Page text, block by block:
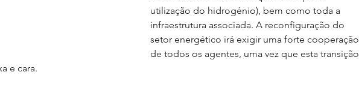
utilização do hidrogénio), bem como toda a
infraestrutura associada. A reconfiguração do
setor energético irá exigir uma forte cooperação
de todos os agentes, uma vez que esta transição
e cara.